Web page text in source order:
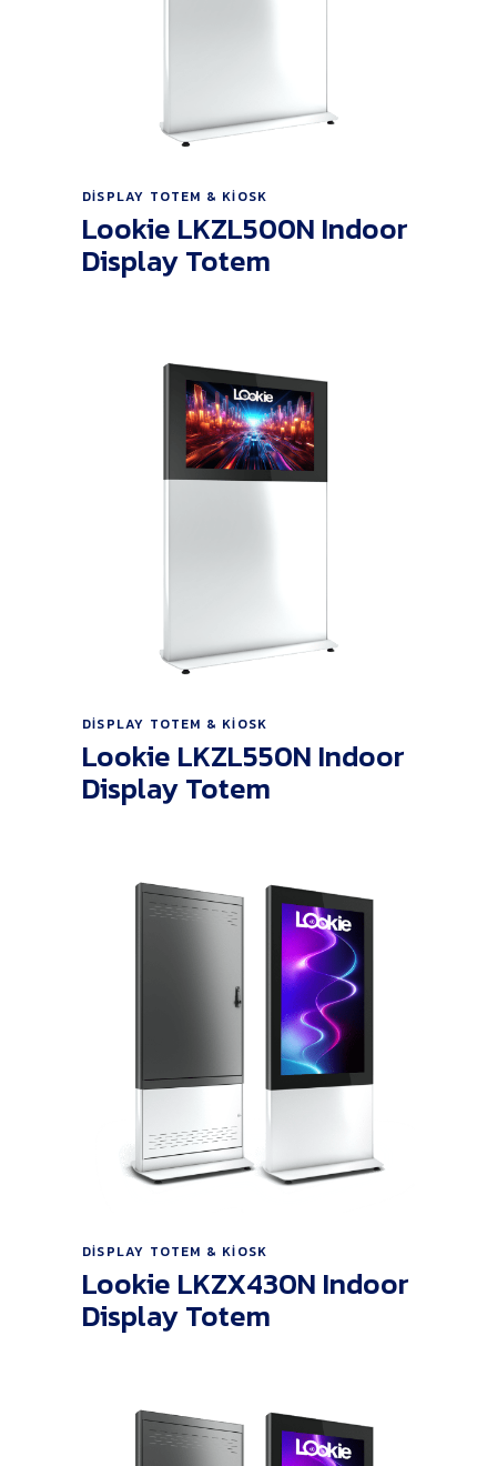
Ürünü İncele
DISPLAY TOTEM & KIOSK
Lookie LKZL500N Indoor
Display Totem
Ürünü İncele
DISPLAY TOTEM & KIOSK
Lookie LKZL550N Indoor
Display Totem
Ürünü İncele
DISPLAY TOTEM & KIOSK
Lookie LKZX430N Indoor
Display Totem